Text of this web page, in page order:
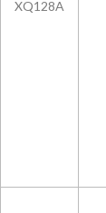
XQ128A